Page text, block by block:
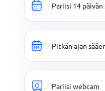
Pariisi 14 päivän
Pitkän ajan
Pariisi webcam